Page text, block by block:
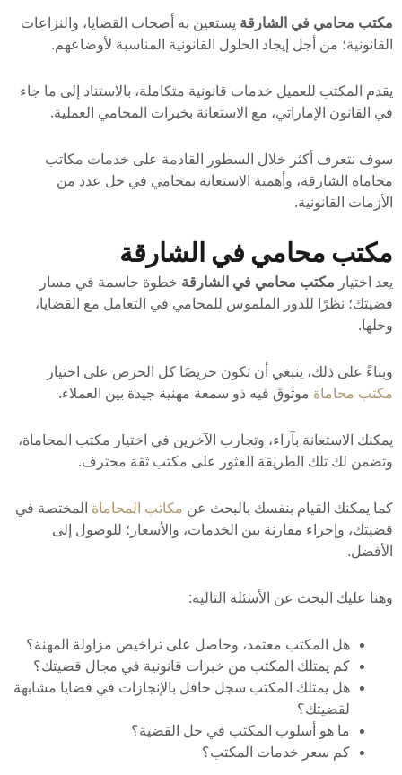
مكتب محامي في الشارقة يستعين به أصحاب القضايا، والنزاعات
القانونية؛ من أجل إيجاد الحلول القانونية المناسبة لأوضاعهم.
يقدم المكتب للعميل خدمات قانونية متكاملة، بالاستناد إلى ما جاء
في القانون الإماراتي، مع الاستعانة بخبرات المحامي العملية.
سوف نتعرف أكثر خلال السطور القادمة على خدمات مكاتب
محاماة الشارقة، وأهمية الاستعانة بمحامي في حل عدد من
الأزمات القانونية.
مكتب محامي في الشارقة
يعد اختيار مكتب محامي في الشارقة خطوة حاسمة في مسار
قضيتك؛ نظرًا للدور الملموس للمحامي في التعامل مع القضايا،
وحلها.
وبناءً على ذلك، ينبغي أن تكون حريصًا كل الحرص على اختيار
مكتب محاماة موثوق فيه ذو سمعة مهنية جيدة بين العملاء.
يمكنك الاستعانة بآراء، وتجارب الآخرين في اختيار مكتب المحاماة،
وتضمن لك تلك الطريقة العثور على مكتب ثقة محترف.
كما يمكنك القيام بنفسك بالبحث عن مكاتب المحاماة المختصة في
قضيتك، وإجراء مقارنة بين الخدمات، والأسعار؛ للوصول إلى
الأفضل.
وهنا عليك البحث عن الأسئلة التالية:
هل المكتب معتمد، وحاصل على تراخيص مزاولة المهنة؟
كم يمتلك المكتب من خبرات قانونية في مجال قضيتك؟
هل يمتلك المكتب سجل حافل بالإنجازات في قضايا مشابهة
لقضيتك؟
ما هو أسلوب المكتب في حل القضية؟
كم سعر خدمات المكتب؟